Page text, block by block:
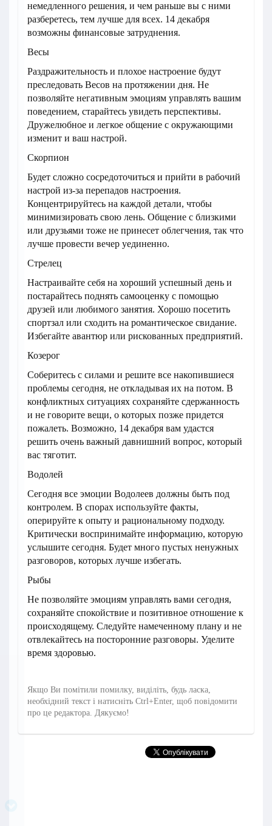
немедленного решения, и чем раньше вы с ними
разберетесь, тем лучше для всех. 14 декабря
возможны финансовые затруднения.
Весы
Раздражительность и плохое настроение будут
преследовать Весов на протяжении дня. Не
позволяйте негативным эмоциям управлять вашим
поведением, старайтесь увидеть перспективы.
Дружелюбное и легкое общение с окружающими
изменит и ваш настрой.
Скорпион
Будет сложно сосредоточиться и прийти в рабочий
настрой из-за перепадов настроения.
Концентрируйтесь на каждой детали, чтобы
минимизировать свою лень. Общение с близкими
или друзьями тоже не принесет облегчения, так что
лучше провести вечер уединенно.
Стрелец
Настраивайте себя на хороший успешный день и
постарайтесь поднять самооценку с помощью
друзей или любимого занятия. Хорошо посетить
спортзал или сходить на романтическое свидание.
Избегайте авантюр или рискованных предприятий.
Козерог
Соберитесь с силами и решите все накопившиеся
проблемы сегодня, не откладывая их на потом. В
конфликтных ситуациях сохраняйте сдержанность
и не говорите вещи, о которых позже придется
пожалеть. Возможно, 14 декабря вам удастся
решить очень важный давнишний вопрос, который
вас тяготит.
Водолей
Сегодня все эмоции Водолеев должны быть под
контролем. В спорах используйте факты,
оперируйте к опыту и рациональному подходу.
Критически воспринимайте информацию, которую
услышите сегодня. Будет много пустых ненужных
разговоров, которых лучше избегать.
Рыбы
Не позволяйте эмоциям управлять вами сегодня,
сохраняйте спокойствие и позитивное отношение к
происходящему. Следуйте намеченному плану и не
отвлекайтесь на посторонние разговоры. Уделите
время здоровью.
Якщо Ви помітили помилку, виділіть, будь ласка,
необхідний текст і натисніть Ctrl+Enter, щоб повідомити
про це редактора. Дякуємо!